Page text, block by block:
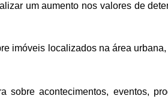
um aumento nos valores de
imóveis localizados na área
sobre acontecimentos, eventos,